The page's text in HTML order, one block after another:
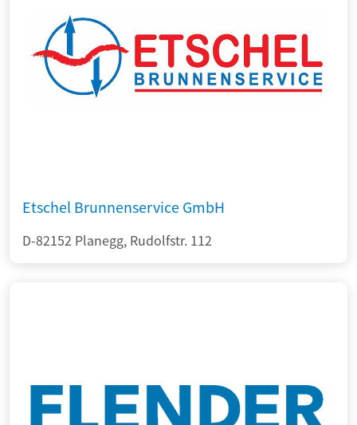
Etschel Brunnenservice GmbH
D-82152 Planegg, Rudolfstr. 112